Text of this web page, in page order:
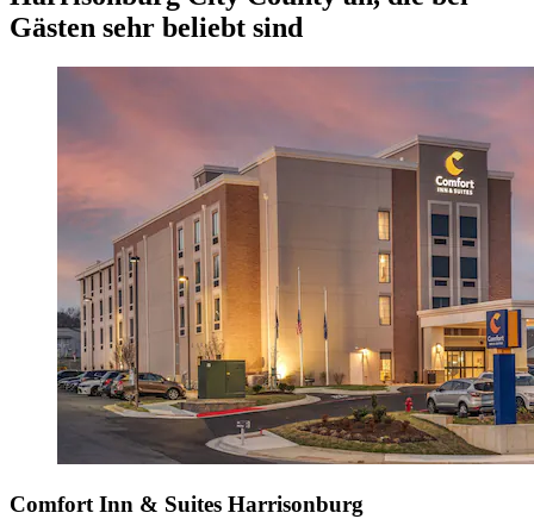
Gästen sehr beliebt sind
Comfort Inn & Suites Harrisonburg